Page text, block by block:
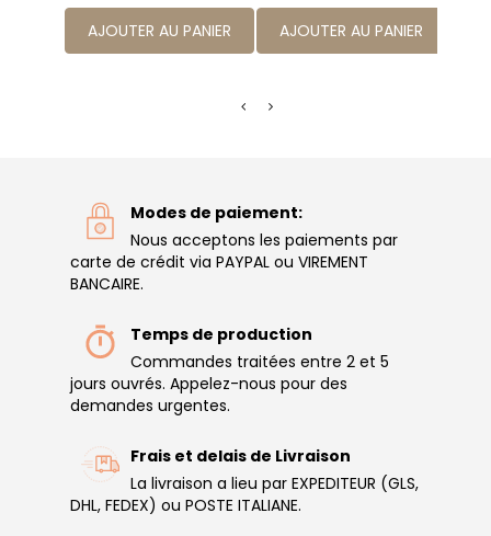
AJOUTER AU PANIER AJOUTER AU PANIER
Modes de paiement:
Nous acceptons les paiements par
carte de crédit via PAYPAL ou VIREMENT
BANCAIRE.
Temps de production
Commandes traitées entre 2 et 5
jours ouvrés. Appelez-nous pour des
demandes urgentes.
Frais et delais de Livraison
La livraison a lieu par EXPEDITEUR (GLS,
DHL, FEDEX) ou POSTE ITALIANE.